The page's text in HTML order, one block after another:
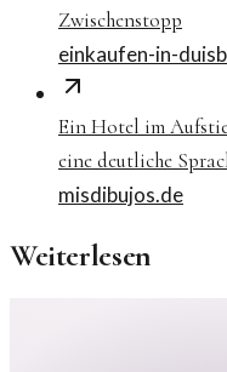
Zwischenstopp
einkaufen-in-
Ein Hotel im
eine deutliche
misdibujos.de
Weiterlesen